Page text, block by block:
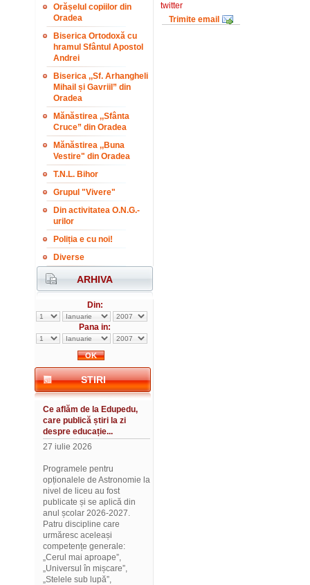
Orășelul copiilor din
Oradea
Biserica Ortodoxă cu
hramul Sfântul Apostol
Andrei
Biserica ,,Sf. Arhangheli
Mihail și Gavriil” din
Oradea
Mănăstirea ,,Sfânta
Cruce” din Oradea
Mănăstirea ,,Buna
Vestire" din Oradea
T.N.L. Bihor
Grupul "Vivere"
Din activitatea O.N.G.-
urilor
Poliția e cu noi!
Diverse
ARHIVA
Din:
Pana in:
STIRI
Ce aflăm de la Edupedu,
care publică știri la zi
despre educație...
27 iulie 2026
Programele pentru
opționalele de Astronomie la
nivel de liceu au fost
publicate și se aplică din
anul școlar 2026-2027.
Patru discipline care
urmăresc aceleași
competențe generale:
„Cerul mai aproape”,
„Universul în mișcare”,
„Stelele sub lupă”,
twitter
Trimite email